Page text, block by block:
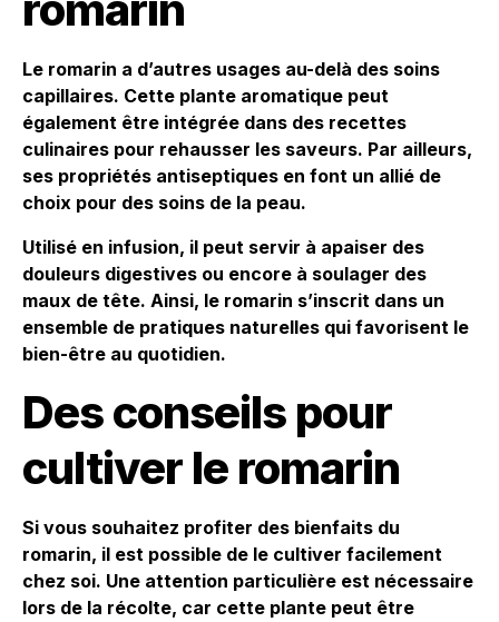
Le romarin a d’autres usages au-delà des soins
capillaires. Cette plante aromatique peut
également être intégrée dans des recettes
culinaires pour rehausser les saveurs. Par ailleurs,
ses propriétés antiseptiques en font un allié de
choix pour des soins de la peau.
Utilisé en infusion, il peut servir à apaiser des
douleurs digestives ou encore à soulager des
maux de tête. Ainsi, le romarin s’inscrit dans un
ensemble de pratiques naturelles qui favorisent le
bien-être au quotidien.
Des conseils pour
cultiver le romarin
Si vous souhaitez profiter des bienfaits du
romarin, il est possible de le cultiver facilement
chez soi. Une attention particulière est nécessaire
lors de la récolte, car cette plante peut être